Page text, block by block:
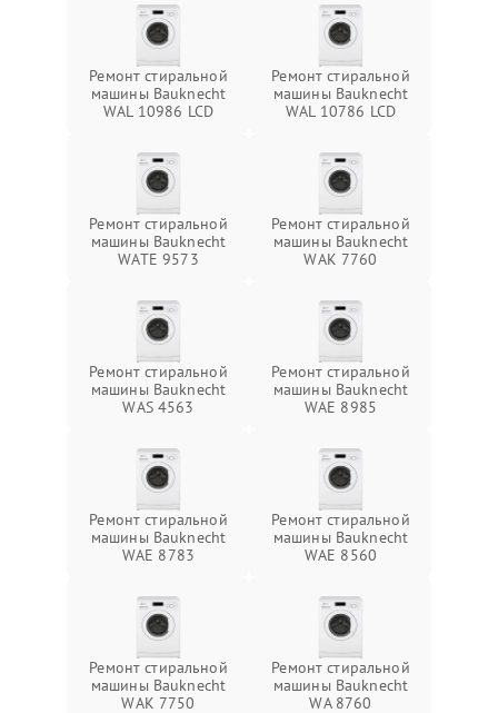
Ремонт стиральной
машины Bauknecht
WAL 10986 LCD
Ремонт стиральной
машины Bauknecht
WAL 10786 LCD
Ремонт стиральной
машины Bauknecht
WATE 9573
Ремонт стиральной
машины Bauknecht
WAK 7760
Ремонт стиральной
машины Bauknecht
WAS 4563
Ремонт стиральной
машины Bauknecht
WAE 8985
Ремонт стиральной
машины Bauknecht
WAE 8783
Ремонт стиральной
машины Bauknecht
WAE 8560
Ремонт стиральной
машины Bauknecht
WAK 7750
Ремонт стиральной
машины Bauknecht
WA 8760